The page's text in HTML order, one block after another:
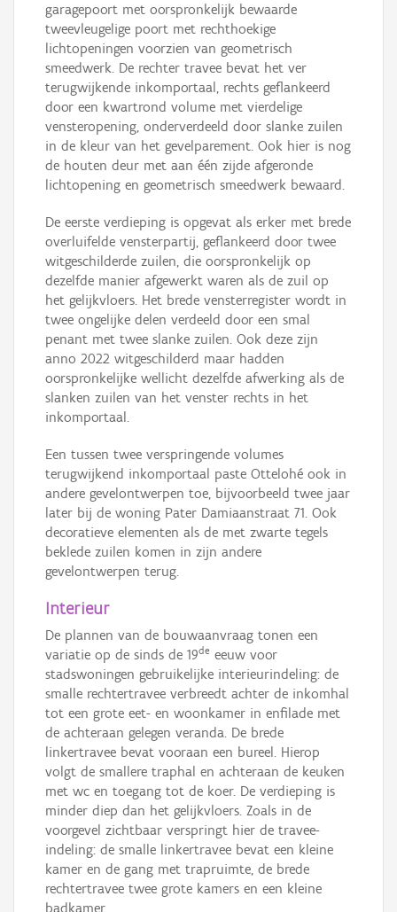
garagepoort met oorspronkelijk bewaarde
tweevleugelige poort met rechthoekige
lichtopeningen voorzien van geometrisch
smeedwerk. De rechter travee bevat het ver
terugwijkende inkomportaal, rechts geflankeerd
door een kwartrond volume met vierdelige
vensteropening, onderverdeeld door slanke zuilen
in de kleur van het gevelparement. Ook hier is nog
de houten deur met aan één zijde afgeronde
lichtopening en geometrisch smeedwerk bewaard.
De eerste verdieping is opgevat als erker met brede
overluifelde vensterpartij, geflankeerd door twee
witgeschilderde zuilen, die oorspronkelijk op
dezelfde manier afgewerkt waren als de zuil op
het gelijkvloers. Het brede vensterregister wordt in
twee ongelijke delen verdeeld door een smal
penant met twee slanke zuilen. Ook deze zijn
anno 2022 witgeschilderd maar hadden
oorspronkelijke wellicht dezelfde afwerking als de
slanken zuilen van het venster rechts in het
inkomportaal.
Een tussen twee verspringende volumes
terugwijkend inkomportaal paste Ottelohé ook in
andere gevelontwerpen toe, bijvoorbeeld twee jaar
later bij de woning Pater Damiaanstraat 71. Ook
decoratieve elementen als de met zwarte tegels
beklede zuilen komen in zijn andere
gevelontwerpen terug.
Interieur
De plannen van de bouwaanvraag tonen een
variatie op de sinds de 19de eeuw voor
stadswoningen gebruikelijke interieurindeling: de
smalle rechtertravee verbreedt achter de inkomhal
tot een grote eet- en woonkamer in enfilade met
de achteraan gelegen veranda. De brede
linkertravee bevat vooraan een bureel. Hierop
volgt de smallere traphal en achteraan de keuken
met wc en toegang tot de koer. De verdieping is
minder diep dan het gelijkvloers. Zoals in de
voorgevel zichtbaar verspringt hier de travee-
indeling: de smalle linkertravee bevat een kleine
kamer en de gang met trapruimte, de brede
rechtertravee twee grote kamers en een kleine
badkamer.